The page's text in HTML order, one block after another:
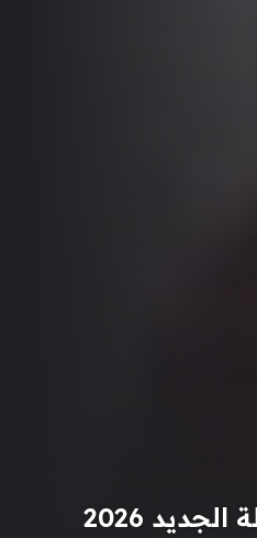
2026